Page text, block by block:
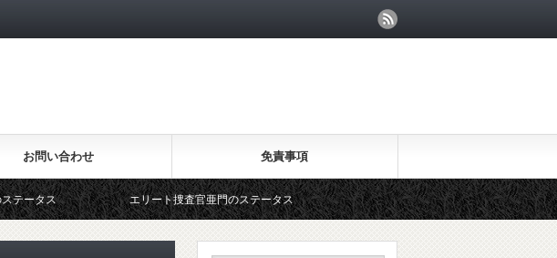
お問い合わせ 免責事項
エリート捜査官亜門のステータス